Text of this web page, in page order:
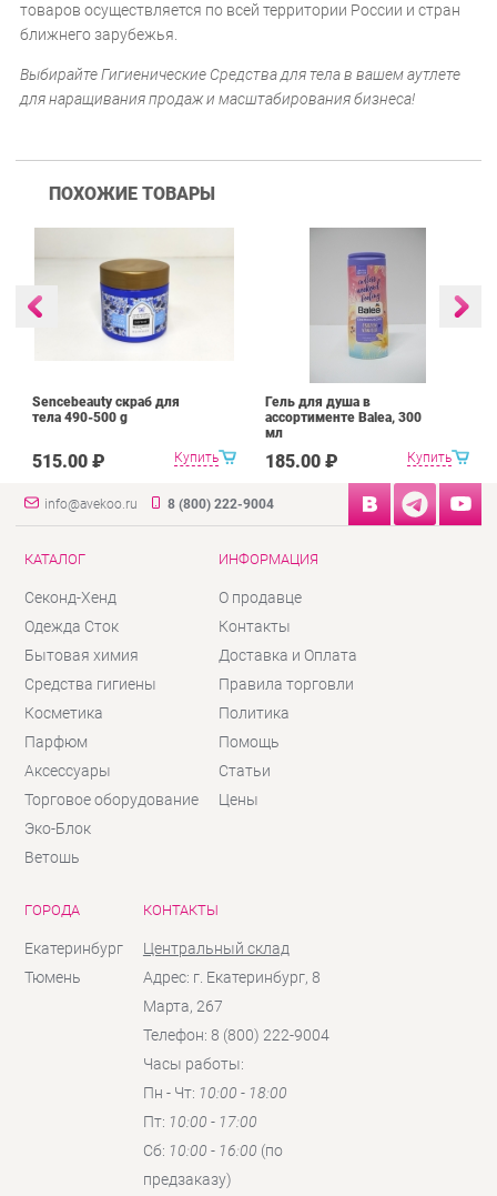
товаров осуществляется по всей территории России и стран
ближнего зарубежья.
Выбирайте Гигиенические Средства для тела в вашем аутлете
для наращивания продаж и масштабирования бизнеса!
ПОХОЖИЕ ТОВАРЫ
Купить
Sencebeauty скраб для
тела 490-500 g
515.00 ₽ Купить
Гель для душа в
ассортименте Balea, 300
мл
185.00 ₽
info@avekoo.ru 8 (800) 222-9004
КАТАЛОГ
Секонд-Хенд
Одежда Сток
Бытовая химия
Средства гигиены
Косметика
Парфюм
Аксессуары
Торговое оборудование
Эко-Блок
Ветошь
ИНФОРМАЦИЯ
О продавце
Контакты
Доставка и Оплата
Правила торговли
Политика
Помощь
Статьи
Цены
ГОРОДА
Екатеринбург
Тюмень
КОНТАКТЫ
Центральный склад
Адрес: г. Екатеринбург, 8
Марта, 267
Телефон: 8 (800) 222-9004
Часы работы:
Пн - Чт: 10:00 - 18:00
Пт: 10:00 - 17:00
Сб: 10:00 - 16:00 (по
предзаказу)